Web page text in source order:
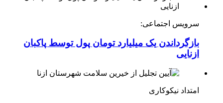
سرویس اجتماعی:
بازگرداندن یک میلیارد تومان پول توسط پاکبان
ازنایی
امتداد نیکوکاری